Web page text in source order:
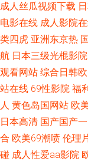
成人在线视频 熟女精
在线久草婷婷五月天
在线 久久婷婷视频在
网站 黑丝诱惑国产 欧
骚片 91传媒在线观看
成人丝瓜视频下载
电影在线 成人影院
类四虎 亚洲东京热
航 日本三级光棍影院
观看网站 综合日韩
站在线 69性影院 福
人 黄色岛国网站 欧
日本高清 国产国产
合 欧美69潮喷 伦理
碰 成人性爱aa影院